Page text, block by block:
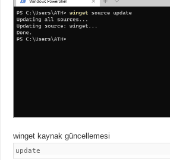
winget kaynak güncellemesi
update